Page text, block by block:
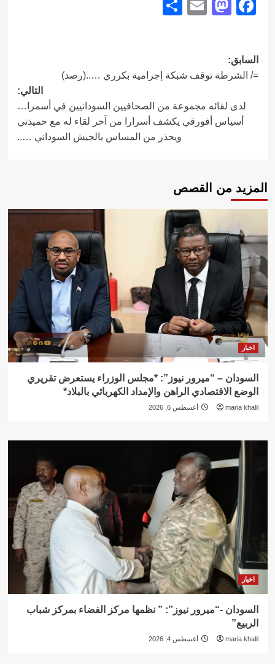
Facebook
Mastodon
Email
تصفّح
المقالات
السابق:
=/ الشرطة توقف شبكة إجرامية بكرري …..(رصد)
التالي:
لدى لقائه مجموعة من الصحافيين السودانيين في أسمرا…
أسياس أفورقي يكشف أسرارا من آخر لقاء له مع حميدتي
ويحذر من المساس بالجيش السوداني …..
المزيد من القصص
اخبار
السودان – “ميرور نيوز”: *مجلس الوزراء يستعرض تقريري
الوضع الاقتصادي الراهن والإمداد الكهربائي بالبلاد*
maria khalil أغسطس 6, 2026
اخبار
السودان -“ميرور نيوز”: ” نظمها مركز الفضاء بمركز شباب
الربيع”
maria khalil أغسطس 4, 2026